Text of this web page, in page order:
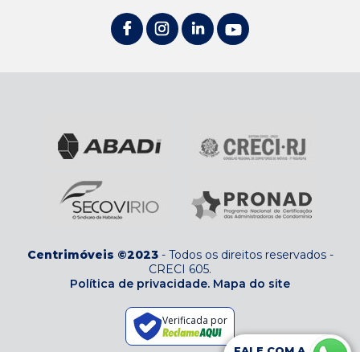
Centrimóveis ©2023- Todos os direitos reservados-
CRECI 605.
Política de privacidade. Mapa do site
Verificada por